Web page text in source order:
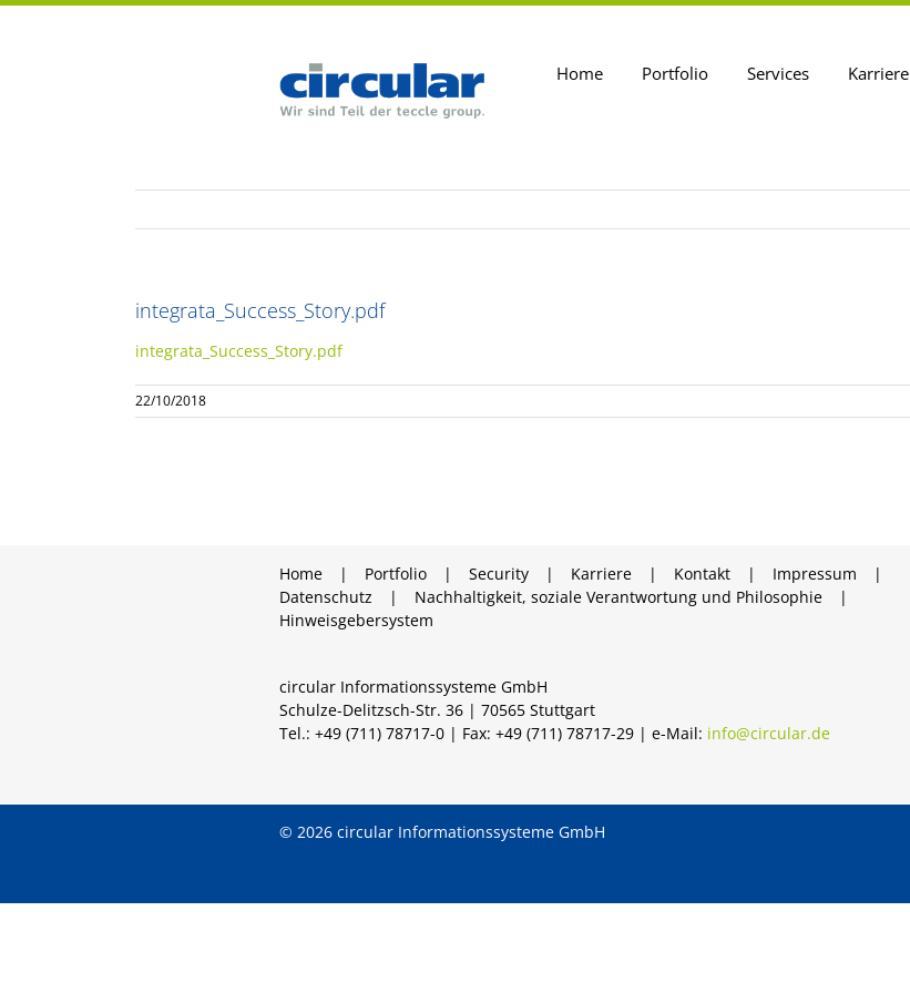
Zum
Home Portfolio Services Karriere
integrata_Success_Story.pdf
integrata_Success_Story.pdf
22/10/2018
Home Portfolio Security Karriere Kontakt
Impressum
Datenschutz
Nachhaltigkeit, soziale Verantwortung und Philosophie
Hinweisgebersystem
circular Informationssysteme GmbH
Schulze-Delitzsch-Str. 36 | 70565 Stuttgart
Tel.: +49 (711) 78717-0 | Fax: +49 (711) 78717-29 | e-Mail: info@circular.de
© 2026 circular Informationssysteme GmbH